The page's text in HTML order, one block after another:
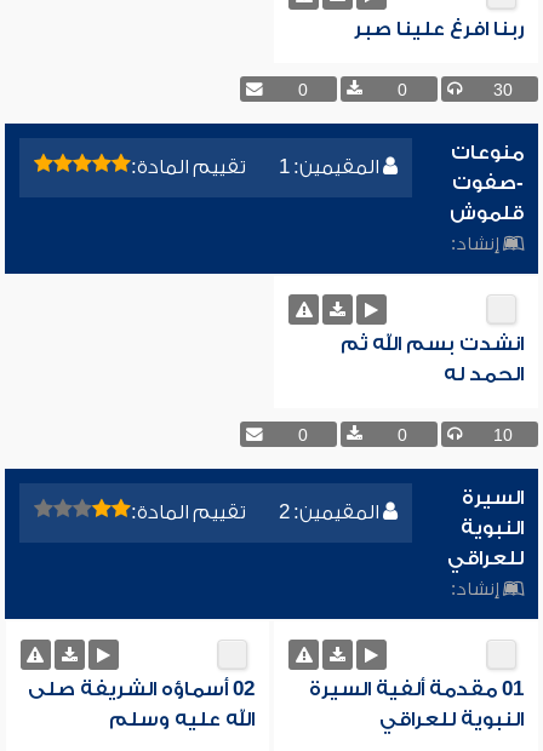
ربنا افرغ علينا صبر
30
0
0
المقيمين: 1 تقييم المادة:
منوعات
-صفوت
قلموش
إنشاد:
انشدت بسم الله ثم
الحمد له
10
0
0
المقيمين: 2 تقييم المادة:
السيرة
النبوية
للعراقي
إنشاد:
01 مقدمة ألفية السيرة
النبوية للعراقي
02 أسماؤه الشريفة صلى
الله عليه وسلم